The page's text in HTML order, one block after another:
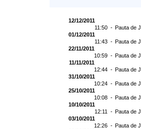
12/12/2011
11:50 - Pauta de
01/12/2011
11:43 - Pauta de
22/11/2011
10:59 - Pauta de
11/11/2011
12:44 - Pauta de
31/10/2011
10:24 - Pauta de
25/10/2011
10:08 - Pauta de
10/10/2011
12:11 - Pauta de
03/10/2011
12:26 - Pauta de